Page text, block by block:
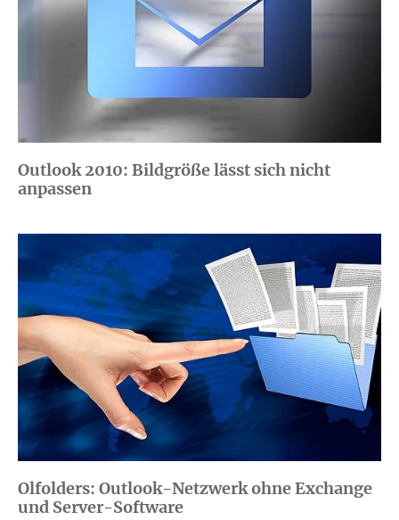
Outlook 2010: Bildgröße lässt sich nicht
anpassen
Olfolders: Outlook-Netzwerk ohne Exchange
und Server-Software